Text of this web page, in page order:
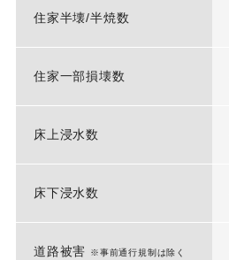
住家半壊/半焼数
住家一部損壊数
床上浸水数
床下浸水数
道路被害 ※事前通行規制は除く